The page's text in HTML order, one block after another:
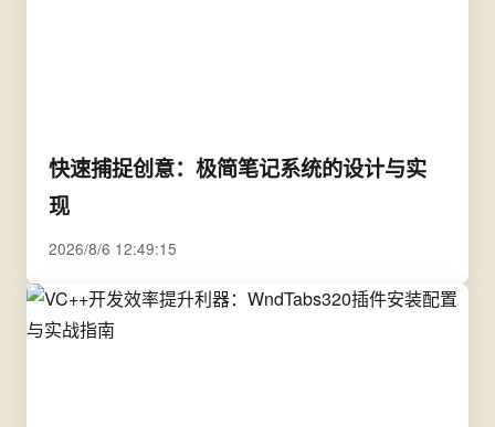
快速捕捉创意：极简笔记系统的设计与实
现
2026/8/6 12:49:15